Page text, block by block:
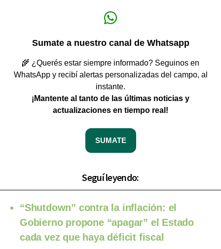
Sumate a nuestro canal de Whatsapp
🌾 ¿Querés estar siempre informado? Seguinos en
WhatsApp y recibí alertas personalizadas del campo, al
instante.
¡Mantente al tanto de las últimas noticias y
actualizaciones en tiempo real!
SUMATE
Seguí leyendo:
“Shutdown” contra la inflación: el
Gobierno propone “apagar” el Estado
cada vez que haya déficit fiscal